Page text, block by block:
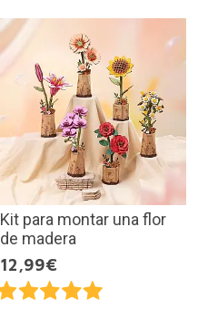
Kit para montar una flor
de madera
12,99€